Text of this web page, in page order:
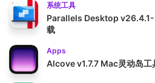
系统工具
Parallels Desktop
载
Apps
Alcove v1.7.7 Mac灵动岛工